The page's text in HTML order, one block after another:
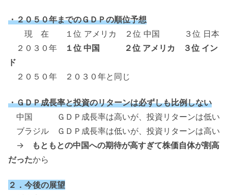
・２０５０年までのＧＤＰの順位予想
現 在 １位 アメリカ ２位 中国 ３位 日本
２０３０年
１位 中国 ２位 アメリカ ３位 イン
ド
２０５０年 ２０３０年と同じ
・ＧＤＰ成長率と投資のリターンは必ずしも比例しない
中国 ＧＤＰ成長率は高いが、投資リターンは低い
ブラジル ＧＤＰ成長率は低いが、投資リターンは高い
→
もともとの中国への期待が高すぎて株価自体が割高
だったから
２．今後の展望